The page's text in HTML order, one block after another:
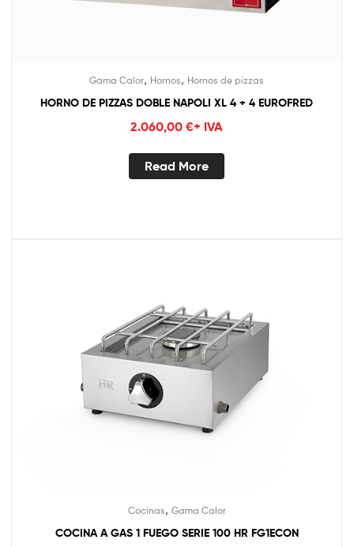
Gama Calor, Hornos, Hornos de pizzas
HORNO DE PIZZAS DOBLE NAPOLI XL 4 + 4 EUROFRED
2.060,00 €+ IVA
Read More
Cocinas, Gama Calor
COCINA A GAS 1 FUEGO SERIE 100 HR FG1ECON